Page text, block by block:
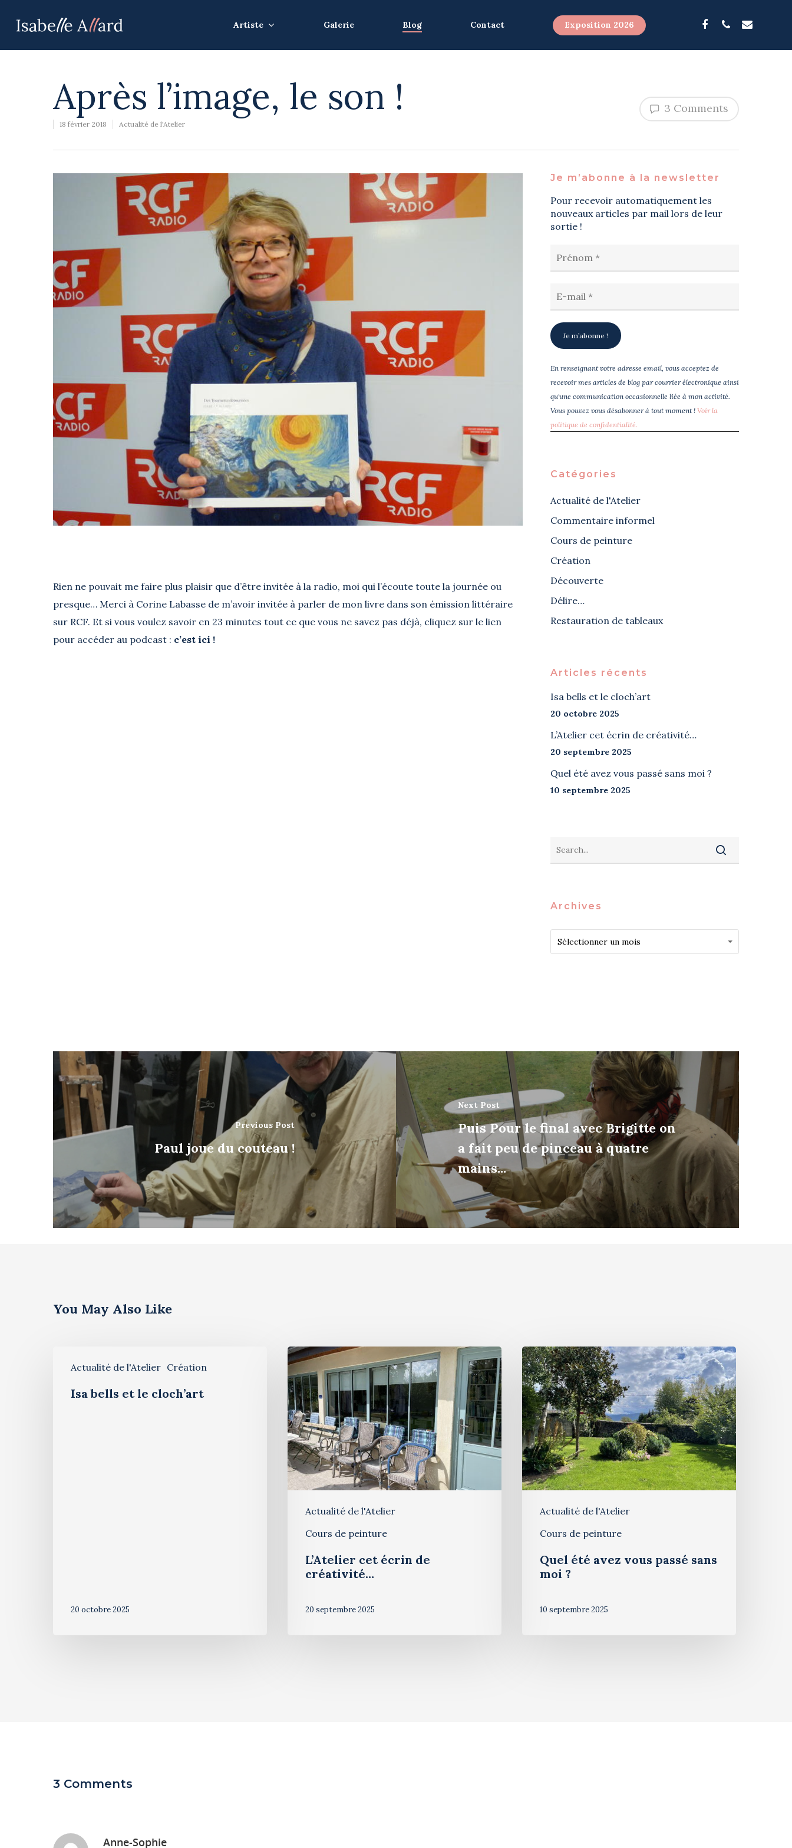
Hit enter to search or ESC to close
Artiste Galerie Blog Contact Exposition 2026
Après l’image, le son !
18 février 2018 Actualité de l'Atelier
3 Comments
Rien ne pouvait me faire plus plaisir que d’être invitée à la radio, moi qui l’écoute toute la journée ou
presque… Merci à Corine Labasse de m’avoir invitée à parler de mon livre dans son émission littéraire
sur RCF. Et si vous voulez savoir en 23 minutes tout ce que vous ne savez pas déjà, cliquez sur le lien
pour accéder au podcast : c’est ici !
Je m’abonne à la newsletter
Pour recevoir automatiquement les
nouveaux articles par mail lors de leur
sortie !
En renseignant votre adresse email, vous acceptez de
recevoir mes articles de blog par courrier électronique ainsi
qu'une communication occasionnelle liée à mon activité.
Vous pouvez vous désabonner à tout moment !Voir la
politique de confidentialité.
Catégories
Actualité de l'Atelier
Commentaire informel
Cours de peinture
Création
Découverte
Délire…
Restauration de tableaux
Articles récents
Isa bells et le cloch’art
20 octobre 2025
L’Atelier cet écrin de créativité…
20 septembre 2025
Quel été avez vous passé sans moi ?
10 septembre 2025
Archives
Archives
Sélectionner un mois
Archives
Previous Post
Paul joue du couteau !
Next Post
Puis Pour le final avec Brigitte on
a fait peu de pinceau à quatre
mains...
You May Also Like
Actualité de l'Atelier Création
Isa bells et le cloch’art
20 octobre 2025
Actualité de l'Atelier
Cours de peinture
L’Atelier cet écrin de
créativité…
20 septembre 2025
Actualité de l'Atelier
Cours de peinture
Quel été avez vous passé sans
moi ?
10 septembre 2025
3 Comments
Anne-Sophie